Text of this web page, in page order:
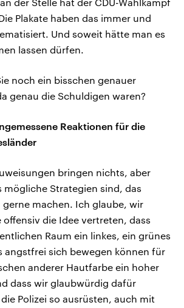
der Stelle hat der CDU-Wahlkampf
Plakate haben das immer und
Und soweit hätte man es
lassen dürfen.
noch ein bisschen genauer
genau die Schuldigen waren?
Reaktionen für die
bringen nichts, aber
mögliche Strategien sind, das
machen. Ich glaube, wir
offensiv die Idee vertreten, dass
Raum ein linkes, ein grünes
angstfrei sich bewegen können für
anderer Hautfarbe ein hoher
dass wir glaubwürdig dafür
Polizei so ausrüsten, auch mit